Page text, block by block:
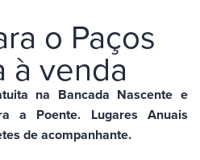
o Paços
à venda
na Bancada Nascente e
a Poente. Lugares Anuais
de acompanhante.